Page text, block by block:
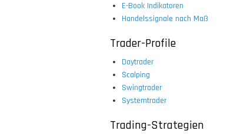
E-Book Indikatoren
Handelssignale nach Maß
Trader-Profile
Daytrader
Scalping
Swingtrader
Systemtrader
Trading-Strategien